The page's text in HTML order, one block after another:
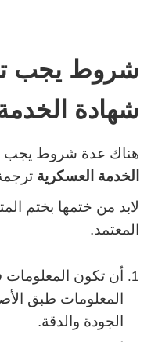
شروط يجب
شهادة
هناك عدة شروط يجب
الخدمة العسكرية
لابد من ختمها بختم
المعتمد.
أن تكون
المعلومات طبق
الجودة والدقة.